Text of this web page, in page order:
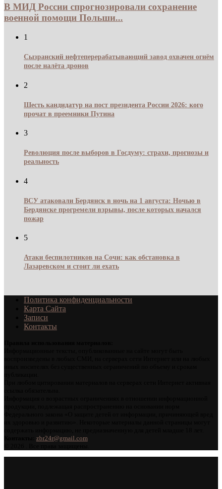
В МИД России спрогнозировали сохранение
военной помощи Польши...
1
Сызранский нефтеперерабатывающий завод охвачен огнём
после налёта дронов
2
Шесть кандидатур на пост президента России 2026: кого
прочат в преемники Путина
3
Революция после выборов в Госдуму: страхи, прогнозы и
реальность
4
ВСУ атаковали Бердянск в ночь на 1 августа: Ночью в
Бердянске прогремели взрывы, после которых начался
пожар
5
Атаки беспилотников на Сочи: как обстановка в
Лазаревском и стоит ли ехать
Политика конфиденциальности
Карта Сайта
Записи
Контакты
zbr24r@gmail.com